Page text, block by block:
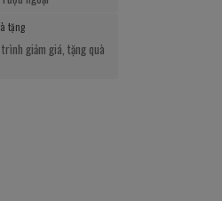
tặng
giảm giá, tặng quà